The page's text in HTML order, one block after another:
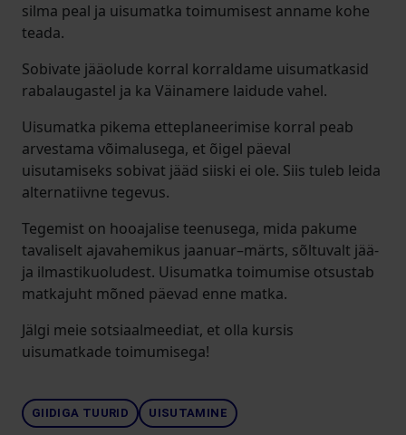
silma peal ja uisumatka toimumisest anname kohe
teada.
Sobivate jääolude korral korraldame uisumatkasid
rabalaugastel ja ka Väinamere laidude vahel.
Uisumatka pikema etteplaneerimise korral peab
arvestama võimalusega, et õigel päeval
uisutamiseks sobivat jääd siiski ei ole. Siis tuleb leida
alternatiivne tegevus.
Tegemist on hooajalise teenusega, mida pakume
tavaliselt ajavahemikus jaanuar–märts, sõltuvalt jää-
ja ilmastikuoludest. Uisumatka toimumise otsustab
matkajuht mõned päevad enne matka.
Jälgi meie sotsiaalmeediat, et olla kursis
uisumatkade toimumisega!
GIIDIGA TUURID UISUTAMINE